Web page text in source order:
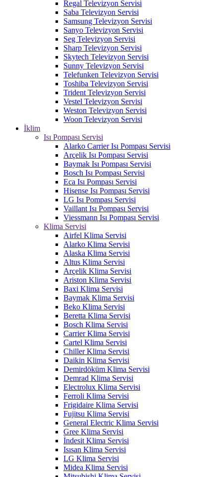
Regal Televizyon Servisi
Saba Televizyon Servisi
Samsung Televizyon Servisi
Sanyo Televizyon Servisi
Seg Televizyon Servisi
Sharp Televizyon Servisi
Skytech Televizyon Servisi
Sunny Televizyon Servisi
Telefunken Televizyon Servisi
Toshiba Televizyon Servisi
Trident Televizyon Servisi
Vestel Televizyon Servisi
Weston Televizyon Servisi
Woon Televizyon Servisi
İklim
Isı Pompası Servisi
Alarko Carrier Isı Pompası Servisi
Arçelik Isı Pompası Servisi
Baymak Isı Pompası Servisi
Bosch Isı Pompası Servisi
Eca Isı Pompası Servisi
Hisense Isı Pompası Servisi
LG Isı Pompası Servisi
Vaillant Isı Pompası Servisi
Viessmann Isı Pompası Servisi
Klima Servisi
Airfel Klima Servisi
Alarko Klima Servisi
Alaska Klima Servisi
Altus Klima Servisi
Arçelik Klima Servisi
Ariston Klima Servisi
Baxi Klima Servisi
Baymak Klima Servisi
Beko Klima Servisi
Beretta Klima Servisi
Bosch Klima Servisi
Carrier Klima Servisi
Cartel Klima Servisi
Chiller Klima Servisi
Daikin Klima Servisi
Demirdöküm Klima Servisi
Demrad Klima Servisi
Electrolux Klima Servisi
Ferroli Klima Servisi
Frigidaire Klima Servisi
Fujitsu Klima Servisi
General Electric Klima Servisi
Gree Klima Servisi
İndesit Klima Servisi
Isısan Klima Servisi
LG Klima Servisi
Midea Klima Servisi